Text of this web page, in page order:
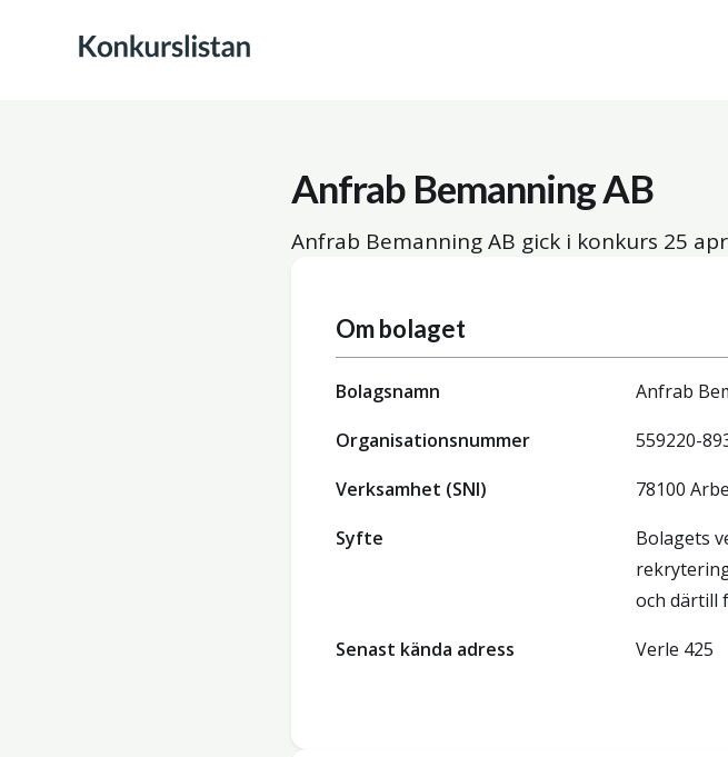
Anfrab Bemanning AB
Anfrab Bemanning AB gick i konkurs 25
Om bolaget
Bolagsnamn
Anfrab
Organisationsnummer
559220-
Verksamhet (SNI)
78100
Syfte
Bolagets
och därtill
Senast kända adress
Verle 425